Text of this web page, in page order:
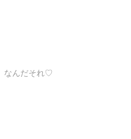
なんだそれ♡